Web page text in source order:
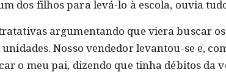
dos filhos para levá-lo à escola, ouvia
argumentando que viera buscar
Nosso vendedor levantou-se e,
o meu pai, dizendo que tinha débitos da